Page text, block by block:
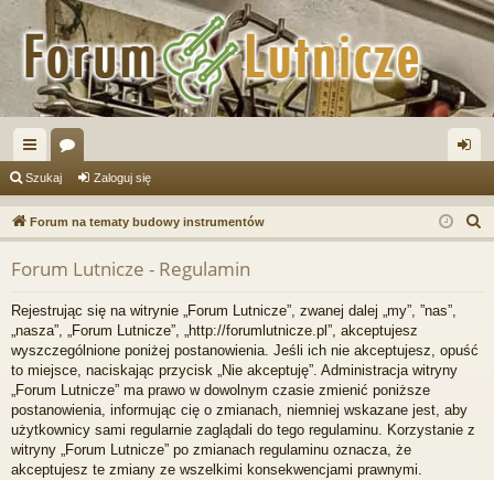
ię
ce
j
…
or
a og
uj
Szukaj Zaloguj się
Forum na tematy budowy instrumentów
z
Forum Lutnicze - Regulamin
Rejestrując się na witrynie „Forum Lutnicze”, zwanej dalej „my”, ”nas”,
„nasza”, „Forum Lutnicze”, „http://forumlutnicze.pl”, akceptujesz
wyszczególnione poniżej postanowienia. Jeśli ich nie akceptujesz, opuść
to miejsce, naciskając przycisk „Nie akceptuję”. Administracja witryny
„Forum Lutnicze” ma prawo w dowolnym czasie zmienić poniższe
postanowienia, informując cię o zmianach, niemniej wskazane jest, aby
użytkownicy sami regularnie zaglądali do tego regulaminu. Korzystanie z
witryny „Forum Lutnicze” po zmianach regulaminu oznacza, że
akceptujesz te zmiany ze wszelkimi konsekwencjami prawnymi.